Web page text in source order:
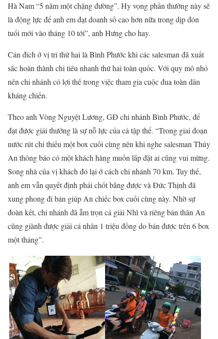
Hà Nam “5 năm một chặng đường”. Hy vọng phần thưởng này sẽ
là động lực để anh em đạt doanh số cao hơn nữa trong dịp đón
tuổi mới vào tháng 10 tới”, anh Hưng cho hay.
Cán đích ở vị trí thứ hai là Bình Phước khi các salesman đã xuất
sắc hoàn thành chỉ tiêu nhanh thứ hai toàn quốc. Với quy mô nhỏ
nên chi nhánh có lợi thế trong việc tham gia cuộc đua toàn dân
kháng chiến.
Theo anh Vòng Nguyệt Lương, GĐ chi nhánh Bình Phước, để
đạt được giải thưởng là sự nỗ lực của cả tập thể. “Trong giai đoạn
nước rút chỉ thiếu một box cuối cùng nên khi nghe salesman Thúy
An thông báo có một khách hàng muốn lắp đặt ai cũng vui mừng.
Song nhà của vị khách đó lại ở cách chi nhánh 70 km. Tuy thế,
anh em vẫn quyết định phải chốt bằng được và Đức Thịnh đã
xung phong đi bán giúp An chiếc box cuối cùng này. Nhờ sự
đoàn kết, chi nhánh đã ẵm trọn cả giải Nhì và riêng bản thân An
cũng giành được giải cá nhân 1 triệu đồng do bán được trên 6 box
một tháng”.